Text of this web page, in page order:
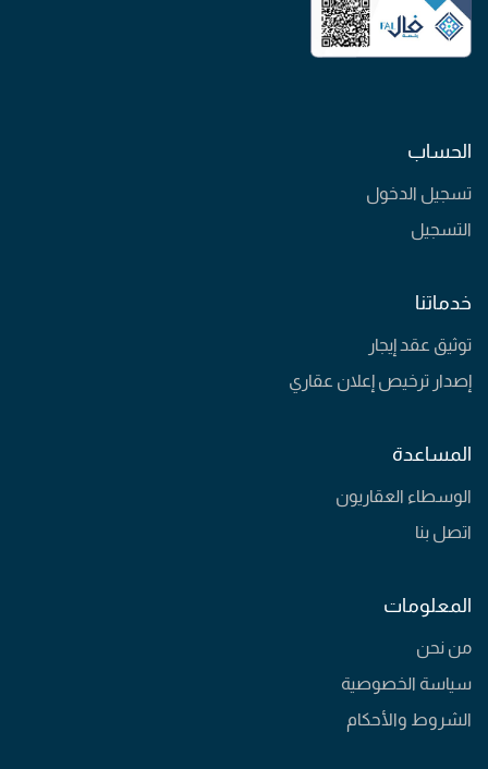
الحساب
تسجيل الدخول
التسجيل
خدماتنا
توثيق عقد إيجار
إصدار ترخيص إعلان عقاري
المساعدة
الوسطاء العقاريون
اتصل بنا
المعلومات
من نحن
سياسة الخصوصية
الشروط والأحكام